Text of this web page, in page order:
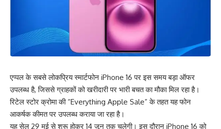
एप्पल के सबसे लोकप्रिय स्मार्टफोन iPhone 16 पर इस समय बड़ा ऑफर
उपलब्ध है, जिससे ग्राहकों को खरीदारी पर भारी बचत का मौका मिल रहा है।
रिटेल स्टोर क्रोमा की “Everything Apple Sale” के तहत यह फोन
आकर्षक कीमत पर उपलब्ध कराया जा रहा है।
यह सेल 29 मई से शुरू होकर 14 जून तक चलेगी। इस दौरान iPhone 16 को